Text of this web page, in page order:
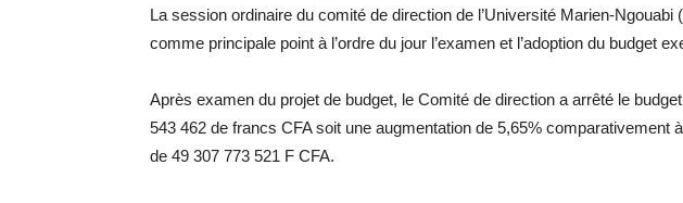
La session ordinaire du comité de direction de l’Université Marien-Ngouabi
comme principale point à l’ordre du jour l’examen et l’adoption du budget
Après examen du projet de budget, le Comité de direction a arrêté le
543 462 de francs CFA soit une augmentation de 5,65% comparativement
de 49 307 773 521 F CFA.